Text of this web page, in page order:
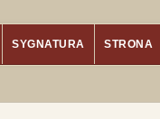
SYGNATURA STRONA